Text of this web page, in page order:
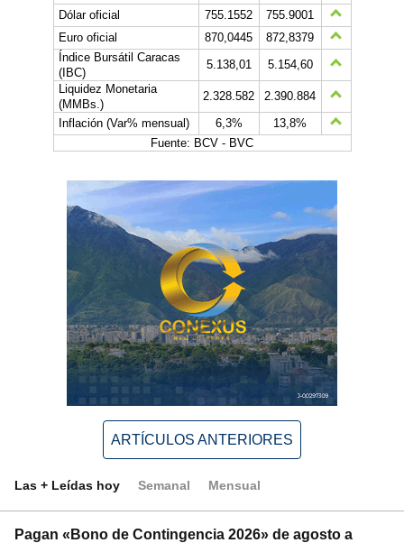
Dólar oficial
755.1552
755.9001
Euro oficial
870,0445
872,8379
Índice Bursátil Caracas
(IBC)
5.138,01
5.154,60
Liquidez Monetaria
(MMBs.)
2.328.582
2.390.884
Inflación (Var% mensual)
6,3%
13,8%
Fuente: BCV - BVC
ARTÍCULOS ANTERIORES
Las + Leídas hoy Semanal Mensual
Pagan «Bono de Contingencia 2026» de agosto a